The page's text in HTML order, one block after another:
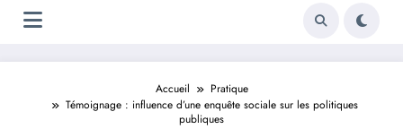
Accueil
Pratique
Témoignage : influence d’une enquête sociale sur les politiques
publiques